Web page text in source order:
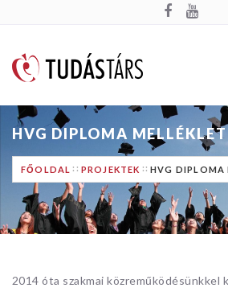
HVG DIPLOMA MELLÉKLET
FŐOLDAL PROJEKTEK HVG DIPLOMA
2014 óta szakmai közreműködésünkkel